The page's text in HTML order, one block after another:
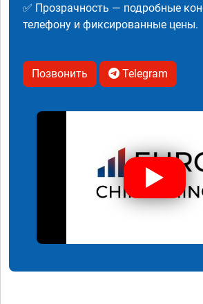
✅ Прозрачность — подробные
телефону и фиксированные цены.
Позвонить Telegram